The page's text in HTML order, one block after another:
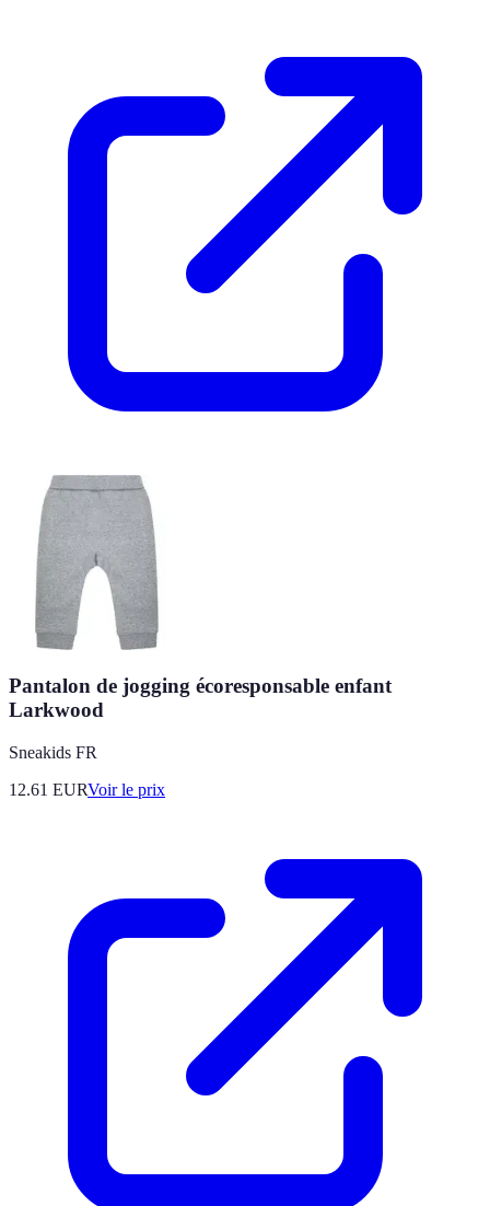
Pantalon de jogging écoresponsable enfant
Larkwood
Sneakids FR
12.61 EURVoir le prix